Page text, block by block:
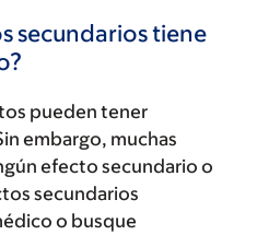
secundarios tiene
pueden tener
embargo, muchas
efecto secundario o
secundarios
o busque